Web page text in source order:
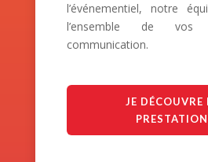
l’événementiel, notre
l’ensemble de
communication.
JE DÉCOUVRE